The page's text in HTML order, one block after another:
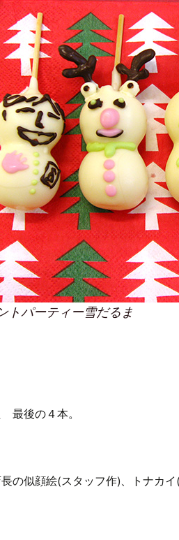
トパーティー雪だるま
最後の４本。
の似顔絵(スタッフ作)、トナカ